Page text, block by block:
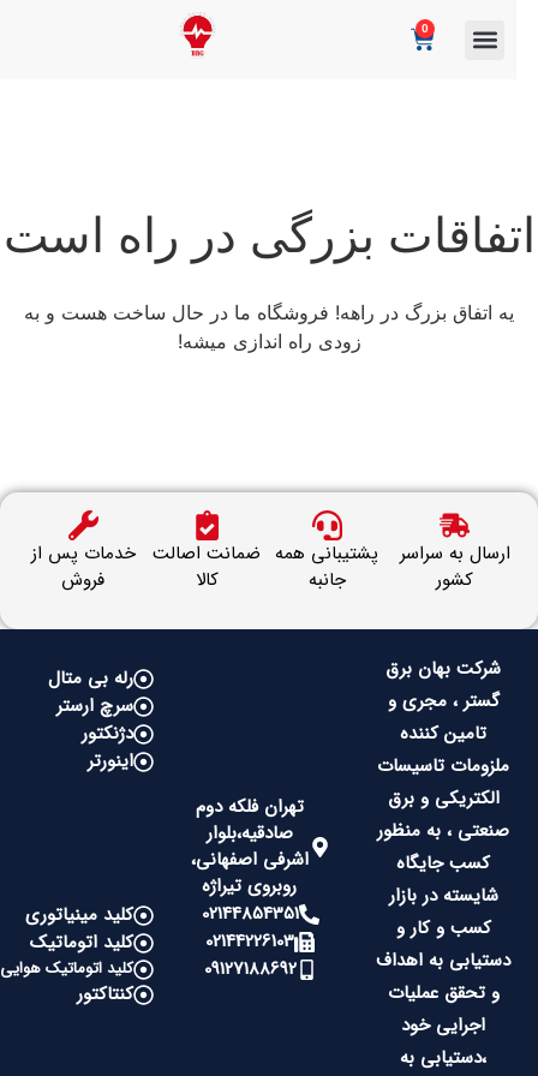
بزرگی در راه است
یه اتفاق بزرگ در راهه! فروشگاه ما در حال ساخت هست و به
زودی راه اندازی میشه!
ارسال به سراسر
کشور
پشتیبانی همه
جانبه
ضمانت اصالت
کالا
خدمات پس از
فروش
شرکت بهان برق
گستر ، مجری و
تامین کننده
ملزومات تاسیسات
الکتریکی و برق
صنعتی ، به منظور
کسب جایگاه
شایسته در بازار
کسب و کار و
دستیابی به اهداف
و تحقق عملیات
اجرایی خود
،دستیابی به
تهران فلکه دوم
صادقیه،بلوار
اشرفی اصفهانی،
روبروی تیراژه
02144854351
02144226103
09127188692
رله بی متال
سرچ ارستر
دژنکتور
اینورتر
کلید مینیاتوری
کلید اتوماتیک
کلید اتوماتیک هوایی
کنتاکتور